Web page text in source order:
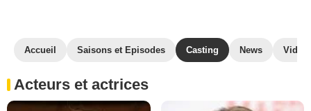
Accueil Saisons et Episodes Casting News
Acteurs et actrices